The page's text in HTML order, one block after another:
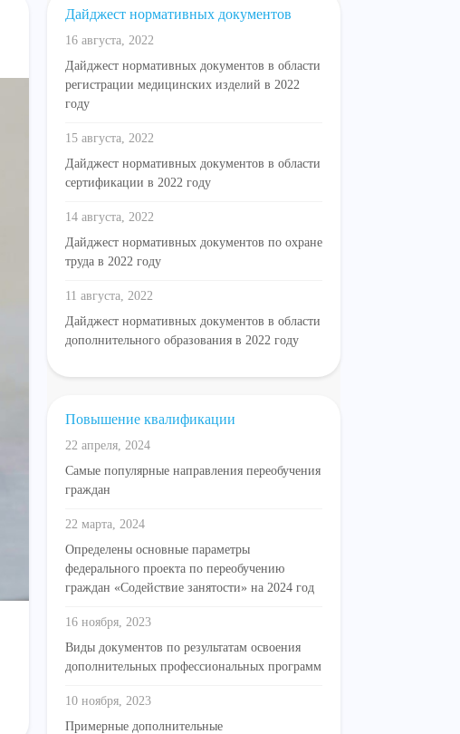
Дайджест нормативных документов
16 августа, 2022
Дайджест нормативных документов в области
регистрации медицинских изделий в 2022
году
15 августа, 2022
Дайджест нормативных документов в области
сертификации в 2022 году
14 августа, 2022
Дайджест нормативных документов по охране
труда в 2022 году
11 августа, 2022
Дайджест нормативных документов в области
дополнительного образования в 2022 году
Повышение квалификации
22 апреля, 2024
Самые популярные направления переобучения
граждан
22 марта, 2024
Определены основные параметры
федерального проекта по переобучению
граждан «Содействие занятости» на 2024 год
16 ноября, 2023
Виды документов по результатам освоения
дополнительных профессиональных программ
10 ноября, 2023
Примерные дополнительные